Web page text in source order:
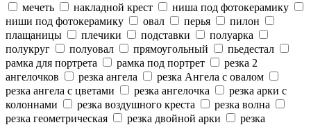
мечеть
накладной крест
ниша под фотокерамику
ниши под фотокерамику
овал перья
пилон
плащаницы
плечики подставки
полуарка
полукруг
полуовал прямоугольный
пьедестал
рамка для портрета
рамка под портрет
резка 2
ангелочков
резка ангела
резка Ангела с овалом
резка ангела с цветами
резка ангелочка
резка арки с
колоннами
резка воздушного креста
резка волна
резка геометрическая
резка двойной арки
резка